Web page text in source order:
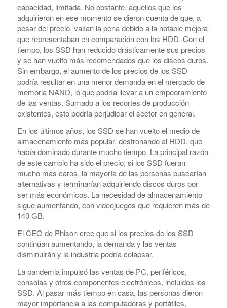
capacidad, limitada. No obstante, aquellos que los
adquirieron en ese momento se dieron cuenta de que, a
pesar del precio, valían la pena debido a la notable mejora
que representaban en comparación con los HDD. Con el
tiempo, los SSD han reducido drásticamente sus precios
y se han vuelto más recomendados que los discos duros.
Sin embargo, el aumento de los precios de los SSD
podría resultar en una menor demanda en el mercado de
memoria NAND, lo que podría llevar a un empeoramiento
de las ventas. Sumado a los recortes de producción
existentes, esto podría perjudicar el sector en general.
En los últimos años, los SSD se han vuelto el medio de
almacenamiento más popular, destronando al HDD, que
había dominado durante mucho tiempo. La principal razón
de este cambio ha sido el precio; si los SSD fueran
mucho más caros, la mayoría de las personas buscarían
alternativas y terminarían adquiriendo discos duros por
ser más económicos. La necesidad de almacenamiento
sigue aumentando, con videojuegos que requieren más de
140 GB.
El CEO de Phison cree que si los precios de los SSD
continúan aumentando, la demanda y las ventas
disminuirán y la industria podría colapsar.
La pandemia impulsó las ventas de PC, periféricos,
consolas y otros componentes electrónicos, incluidos los
SSD. Al pasar más tiempo en casa, las personas dieron
mayor importancia a las computadoras y portátiles,